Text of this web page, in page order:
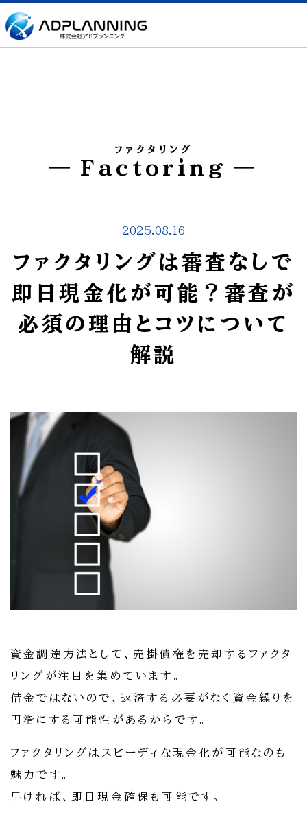
ファクタリング
Factoring
2025.08.16
ファクタリングは審査なしで
即日現金化が可能？審査が
必須の理由とコツについて
解説
資金調達方法として、売掛債権を売却するファクタ
リングが注目を集めています。
借金ではないので、返済する必要がなく資金繰りを
円滑にする可能性があるからです。
ファクタリングはスピーディな現金化が可能なのも
魅力です。
早ければ、即日現金確保も可能です。